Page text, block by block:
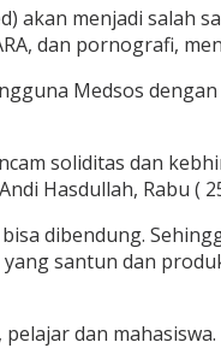
akan menjadi salah
dan pornografi,
Medsos
soliditas dan
Hasdullah, Rabu (
dibendung.
santun dan
dan